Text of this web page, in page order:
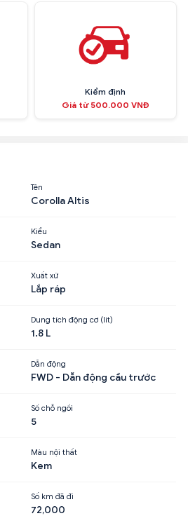
Kiểm định
Giá từ 500.000 VNĐ
Tên
Corolla Altis
Kiểu
Sedan
Xuất xứ
Lắp ráp
Dung tích động cơ (lít)
1.8 L
Dẫn động
FWD - Dẫn động cầu trước
Số chỗ ngồi
5
Màu nội thất
Kem
Số km đã đi
72,000